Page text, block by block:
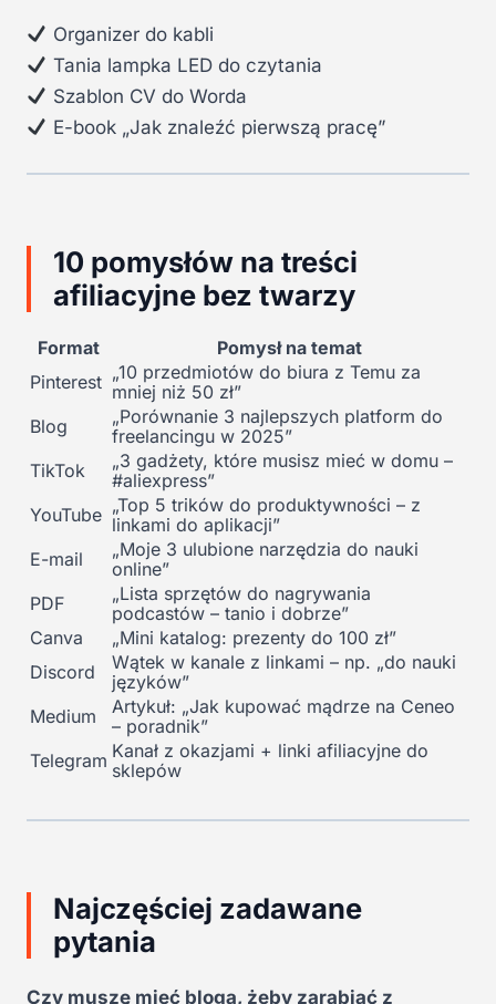
Organizer do kabli
Tania lampka LED do czytania
Szablon CV do Worda
E-book „Jak znaleźć pierwszą pracę”
10 pomysłów na treści
afiliacyjne bez twarzy
Format
Pomysł na temat
Pinterest „10 przedmiotów do biura z Temu za
mniej niż 50 zł”
Blog
„Porównanie 3 najlepszych platform do
freelancingu w 2025”
TikTok
„3 gadżety, które musisz mieć w domu –
#aliexpress”
YouTube „Top 5 trików do produktywności – z
linkami do aplikacji”
E-mail
„Moje 3 ulubione narzędzia do nauki
online”
PDF
„Lista sprzętów do nagrywania
podcastów – tanio i dobrze”
Canva
„Mini katalog: prezenty do 100 zł”
Discord
Wątek w kanale z linkami – np. „do nauki
języków”
Medium
Artykuł: „Jak kupować mądrze na Ceneo
– poradnik”
Telegram Kanał z okazjami + linki afiliacyjne do
sklepów
Najczęściej zadawane
pytania
Czy muszę mieć bloga, żeby zarabiać z